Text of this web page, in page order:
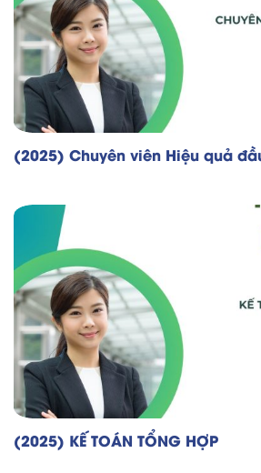
(2025) Chuyên viên Hiệu quả
(2025) KẾ TOÁN TỔNG HỢP